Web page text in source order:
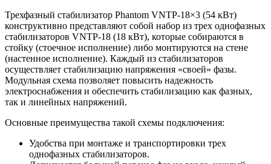
Трехфазный стабилизатор Phantom VNTP-18×3 (54 кВт)
конструктивно представляют собой набор из трех однофазных
стабилизаторов VNTP-18 (18 кВт), которые собираются в
стойку (стоечное исполнение) либо монтируются на стене
(настенное исполнение). Каждый из стабилизаторов
осуществляет стабилизацию напряжения «своей» фазы.
Модульная схема позволяет повысить надежность
электроснабжения и обеспечить стабилизацию как фазных,
так и линейных напряжений.
Основные преимущества такой схемы подключения:
Удобства при монтаже и транспортировки трех
однофазных стабилизаторов.